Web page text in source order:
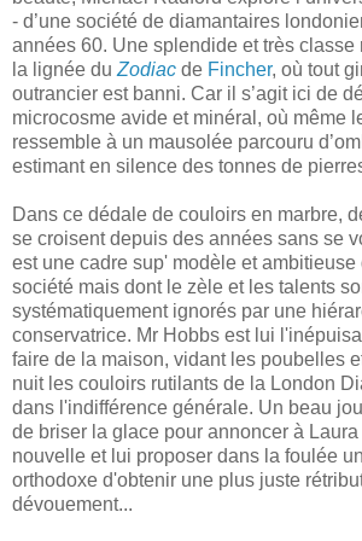
- d’une société de diamantaires
années 60. Une splendide et très classe
la lignée du Zodiac de Fincher, où tout
outrancier est banni. Car il s’agit ici de
microcosme avide et minéral, où même
ressemble à un mausolée parcouru
estimant en silence des tonnes de
Dans ce dédale de couloirs en marbre,
se croisent depuis des années sans se
est une cadre sup' modèle et
société mais dont le zèle et les talents
systématiquement ignorés par une
conservatrice. Mr Hobbs est lui
faire de la maison, vidant les poubelles
nuit les couloirs rutilants de la London
dans l'indifférence générale. Un beau
de briser la glace pour annoncer à
nouvelle et lui proposer dans la foulée
orthodoxe d'obtenir une plus juste
dévouement...